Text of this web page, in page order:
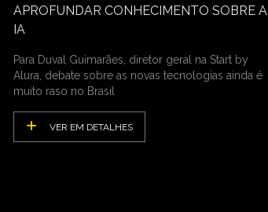
APROFUNDAR CONHECIMENTO SOBRE A
IA
Para Duval Guimarães, diretor geral na Start by
Alura, debate sobre as novas tecnologias ainda é
muito raso no Brasil
VER EM DETALHES